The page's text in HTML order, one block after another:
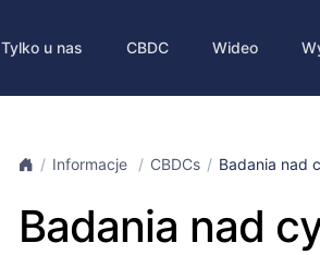
Tylko u nas CBDC Wideo
Informacje CBDCs Badania nad
Badania nad